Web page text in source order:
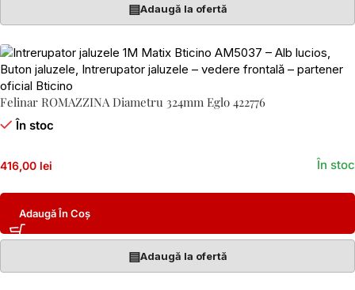
▤Adaugă la ofertă
Felinar ROMAZZINA Diametru 324mm Eglo 422776
În stoc
416,00 lei În stoc
Adaugă În Coș
▤Adaugă la ofertă